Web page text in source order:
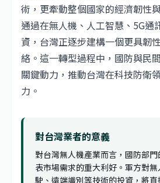
術，更牽動整個國家的經濟韌性
通過在無人機、人工智慧、5G通
資，台灣正逐步建構一個更具韌
絡。這一轉型過程中，國防與民
關鍵動力，推動台灣在科技防衛
力。
對台灣業者的意義
對台灣無人機產業而言，國防部
表市場需求的重大利好。軍方對
駛、遠端識別等技術的投資，將